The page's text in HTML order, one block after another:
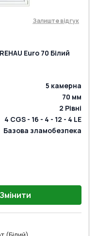
Залиште відгук
Euro 70 Білий
5 камерна
70 мм
2 Рівні
4 CGS - 16 - 4 - 12 - 4 LE
Базова зламобезпека